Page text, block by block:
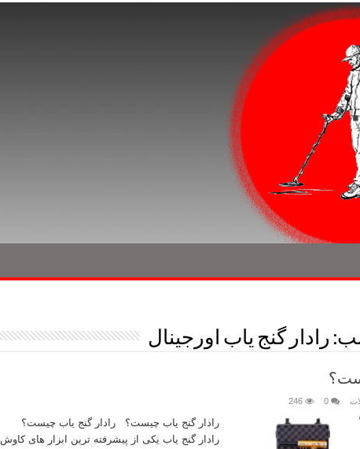
رادار گنج‌ یاب اورجینال
0
246
رادار گنج‌ یاب چیست؟ رادار گنج‌ یاب چیست؟
رادار گنج‌ یاب یکی از پیشرفته‌ ترین ابزار های کاوش